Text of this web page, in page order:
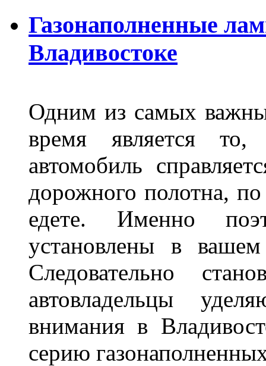
Газонаполненные
Владивостоке
Одним из самых
время является то,
автомобиль
дорожного полотна,
едете. Именно
установлены в
Следовательно
автовладельцы
внимания в
серию